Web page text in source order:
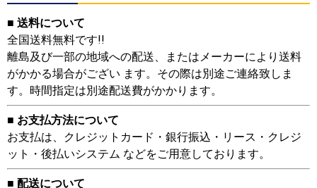
■ 送料について
全国送料無料です!!
離島及び一部の地域への配送、またはメーカーにより送料
がかかる場合がござい ます。その際は別途ご連絡致しま
す。時間指定は別途配送費がかかります。
■ お支払方法について
お支払は、クレジットカード・銀行振込・リース・クレジ
ット・後払いシステム などをご用意しております。
■ 配送について